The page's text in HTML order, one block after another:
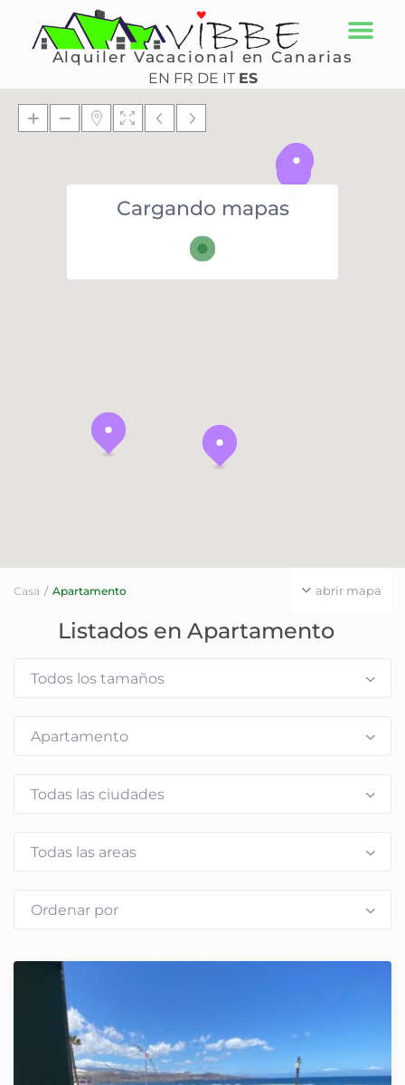
Alquiler Vacacional en Canarias
EN FR DE IT ES
Cargando mapas
abrir mapa
Casa Apartamento
Listados en Apartamento
Todos los tamaños
Apartamento
Todas las ciudades
Todas las areas
Ordenar por